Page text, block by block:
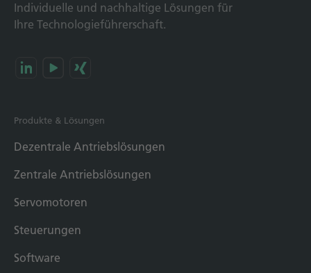
Individuelle und nach­haltige Lösungen für
Ihre Technologie­führerschaft.
Produkte & Lösungen
Dezentrale Antriebslösungen
Zentrale Antriebslösungen
Servomotoren
Steuerungen
Software